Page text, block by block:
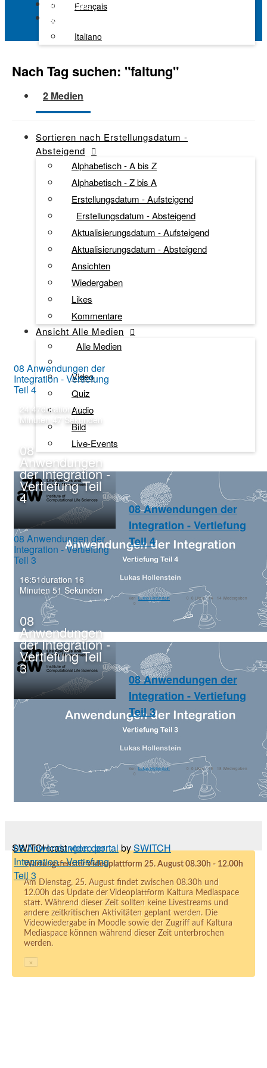
Français
Italiano
Alle Kanäle
Kaltura Learning
Nach Tag suchen: "faltung"
2 Medien
Sortieren nach Erstellungsdatum -
Absteigend
Alphabetisch - A bis Z
Alphabetisch - Z bis A
Erstellungsdatum - Aufsteigend
Erstellungsdatum - Absteigend
Aktualisierungsdatum - Aufsteigend
Aktualisierungsdatum - Absteigend
Ansichten
Wiedergaben
Likes
Kommentare
Ansicht Alle Medien
Alle Medien
Video
Quiz
Audio
Bild
Live-Events
08 Anwendungen der
Integration - Vertiefung
Teil 4
24:47 duration 24
Minuten 47 Sekunden
08
Anwendungen
der Integration -
Vertiefung Teil
4
08 Anwendungen der
Integration - Vertiefung
Teil 4
08 Anwendungen der
Integration - Vertiefung
Teil 4
lsfm
Von Lukas Hollenstein 0 0 Likes 14
14 Wiedergaben
0
08 Anwendungen der
Integration - Vertiefung
Teil 3
16:51duration 16
Minuten 51 Sekunden
08
Anwendungen
der Integration -
Vertiefung Teil
3
08 Anwendungen der
Integration - Vertiefung
Teil 3
08 Anwendungen der
Integration - Vertiefung
Teil 3
lsfm
Von Lukas Hollenstein 0 0 Likes 18
18 Wiedergaben
0
SWITCHcastvideo portalbySWITCH
Wartungsfenster Videoplattform 25. August 08.30h - 12.00h
Am Dienstag, 25. August findet zwischen 08.30h und
12.00h das Update der Videoplattform Kaltura Mediaspace
statt. Während dieser Zeit sollten keine Livestreams und
andere zeitkritischen Aktivitäten geplant werden. Die
Videowiedergabe in Moodle sowie der Zugriff auf Kaltura
Mediaspace können während dieser Zeit unterbrochen
werden.
×